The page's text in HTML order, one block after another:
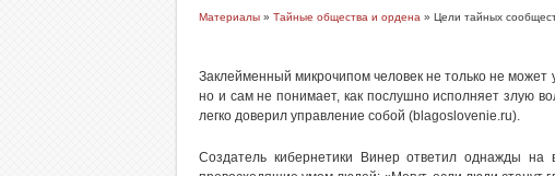
Материалы » Тайные общества и ордена » Цели тайных
Заклейменный микрочипом человек не только не
но и сам не понимает, как послушно исполняет злую
легко доверил управление собой (blagoslovenie.ru).
Создатель кибернетики Винер ответил однажды